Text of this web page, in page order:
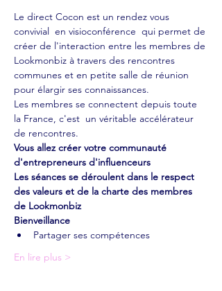
Le direct Cocon est un rendez vous
convivial  en visioconférence  qui permet de
créer de l'interaction entre les membres de
Lookmonbiz à travers des rencontres
communes et en petite salle de réunion
pour élargir ses connaissances.
Les membres se connectent depuis toute
la France, c'est  un véritable accélérateur
de rencontres.
Vous allez créer votre communauté
d'entrepreneurs d'influenceurs
Les séances se déroulent dans le respect
des valeurs et de la charte des membres
de Lookmonbiz
Bienveillance
Partager ses compétences
En lire plus >